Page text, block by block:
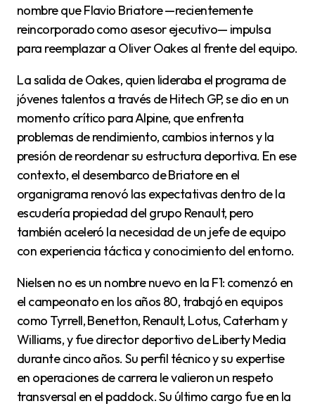
nombre que Flavio Briatore —recientemente
reincorporado como asesor ejecutivo— impulsa
para reemplazar a Oliver Oakes al frente del equipo.
La salida de Oakes, quien lideraba el programa de
jóvenes talentos a través de Hitech GP, se dio en un
momento crítico para Alpine, que enfrenta
problemas de rendimiento, cambios internos y la
presión de reordenar su estructura deportiva. En ese
contexto, el desembarco de Briatore en el
organigrama renovó las expectativas dentro de la
escudería propiedad del grupo Renault, pero
también aceleró la necesidad de un jefe de equipo
con experiencia táctica y conocimiento del entorno.
Nielsen no es un nombre nuevo en la F1: comenzó en
el campeonato en los años 80, trabajó en equipos
como Tyrrell, Benetton, Renault, Lotus, Caterham y
Williams, y fue director deportivo de Liberty Media
durante cinco años. Su perfil técnico y su expertise
en operaciones de carrera le valieron un respeto
transversal en el paddock. Su último cargo fue en la